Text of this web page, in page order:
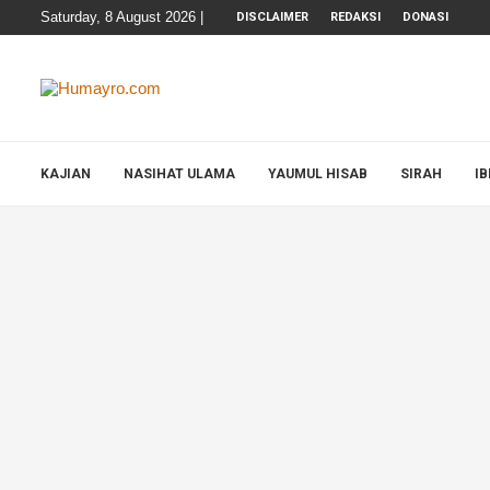
Saturday, 8 August 2026 | DISCLAIMER REDAKSI DONASI
KAJIAN NASIHAT ULAMA YAUMUL HISAB SIRAH